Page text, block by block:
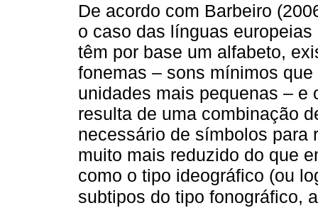
De acordo com Barbeiro
o caso das línguas
têm por base um alfabeto,
fonemas – sons mínimos
unidades mais pequenas – e
resulta de uma combinação
necessário de símbolos para
muito mais reduzido do que
como o tipo ideográfico (ou
subtipos do tipo fonográfico,